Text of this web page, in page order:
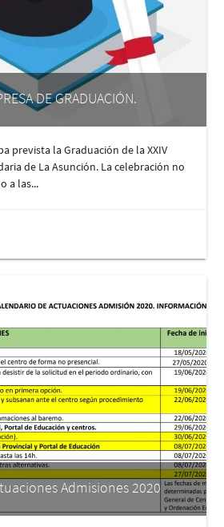
DE GRADUACIÓN.
prevista la Graduación de la XXIV
de La Asunción. La celebración no
a las...
Admisiones 2020